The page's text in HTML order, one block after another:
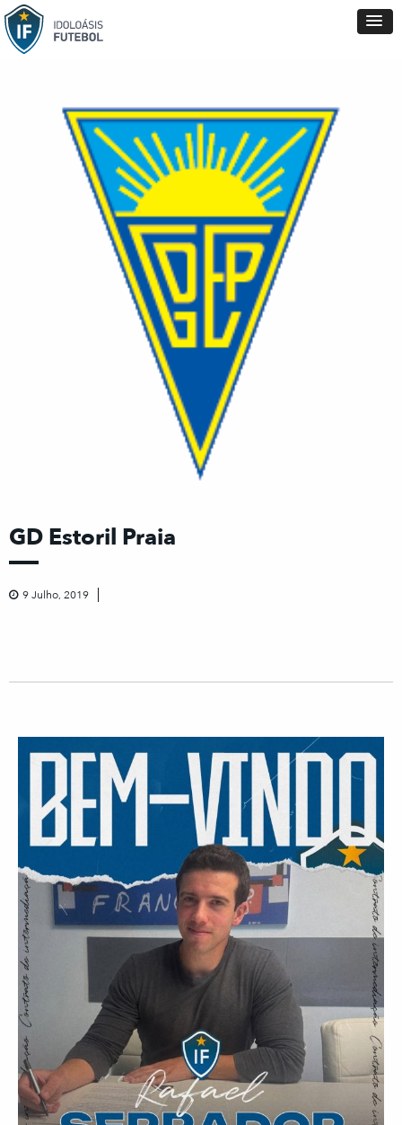
GD Estoril Praia
9 Julho, 2019